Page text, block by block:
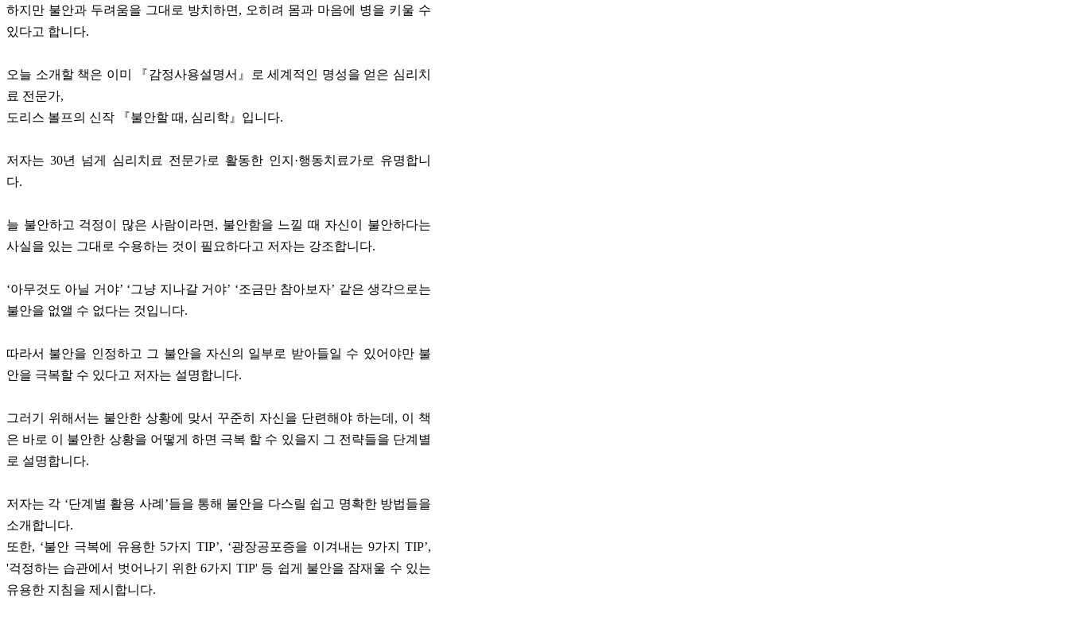
하지만 불안과 두려움을 그대로 방치하면, 오히려 몸과 마음에 병을 키울 수
있다고 합니다.
오늘 소개할 책은 이미 『감정사용설명서』로 세계적인 명성을 얻은 심리치
료 전문가,
도리스 볼프의 신작 『불안할 때, 심리학』입니다.
저자는 30년 넘게 심리치료 전문가로 활동한 인지·행동치료가로 유명합니
다.
늘 불안하고 걱정이 많은 사람이라면, 불안함을 느낄 때 자신이 불안하다는
사실을 있는 그대로 수용하는 것이 필요하다고 저자는 강조합니다.
‘아무것도 아닐 거야’ ‘그냥 지나갈 거야’ ‘조금만 참아보자’ 같은 생각으로는
불안을 없앨 수 없다는 것입니다.
따라서 불안을 인정하고 그 불안을 자신의 일부로 받아들일 수 있어야만 불
안을 극복할 수 있다고 저자는 설명합니다.
그러기 위해서는 불안한 상황에 맞서 꾸준히 자신을 단련해야 하는데, 이 책
은 바로 이 불안한 상황을 어떻게 하면 극복 할 수 있을지 그 전략들을 단계별
로 설명합니다.
저자는 각 ‘단계별 활용 사례’들을 통해 불안을 다스릴 쉽고 명확한 방법들을
소개합니다.
또한, ‘불안 극복에 유용한 5가지 TIP’, ‘광장공포증을 이겨내는 9가지 TIP’,
'걱정하는 습관에서 벗어나기 위한 6가지 TIP' 등 쉽게 불안을 잠재울 수 있는
유용한 지침을 제시합니다.